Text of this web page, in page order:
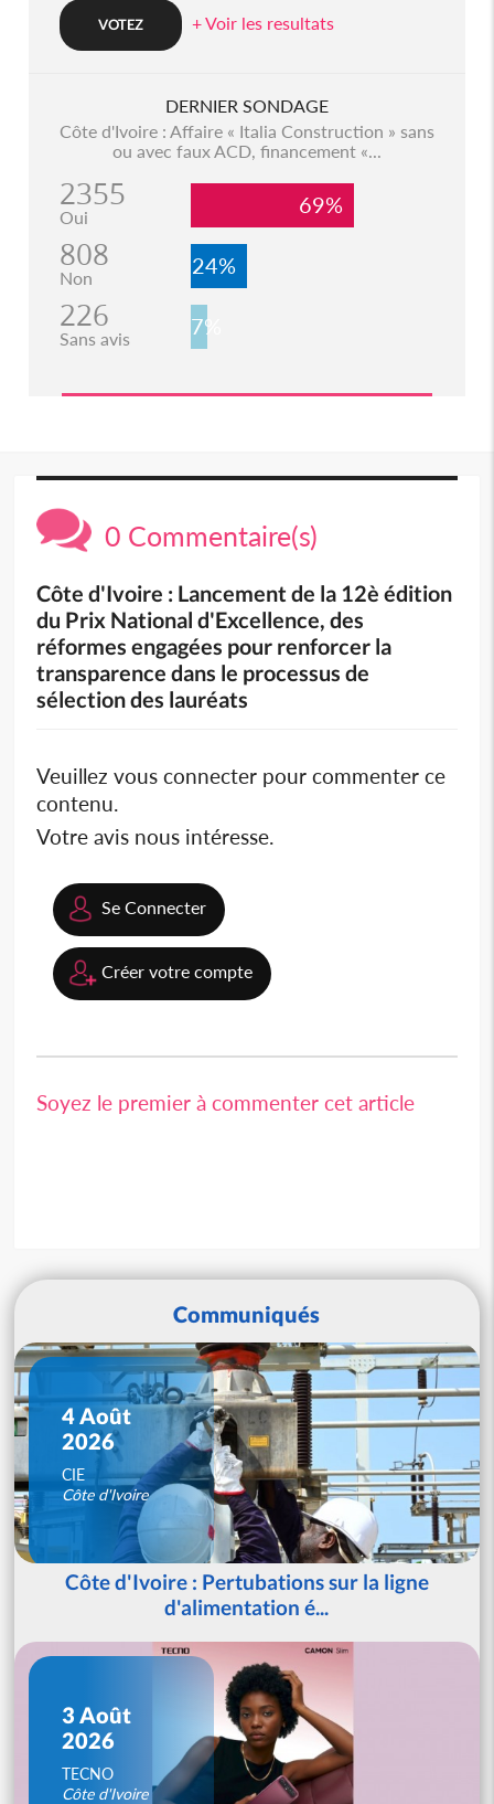
+ Voir les resultats
DERNIER SONDAGE
Côte d'Ivoire : Affaire « Italia Construction » sans
ou avec faux ACD, financement «...
2355
Oui 69%
808
Non 24%
226
Sans avis 7%
0 Commentaire(s)
Côte d'Ivoire : Lancement de la 12è édition
du Prix National d'Excellence, des
réformes engagées pour renforcer la
transparence dans le processus de
sélection des lauréats
Veuillez vous connecter pour commenter ce
contenu.
Votre avis nous intéresse.
Se Connecter
Créer votre compte
Soyez le premier à commenter cet article
Communiqués
4 Août
2026
CIE
Côte d'Ivoire
Côte d'Ivoire : Pertubations sur la ligne
d'alimentation é...
3 Août
2026
TECNO
Côte d'Ivoire